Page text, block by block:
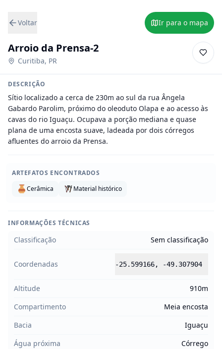
Voltar Ir para o mapa
Arroio da Prensa-2
Curitiba, PR
DESCRIÇÃO
Sítio localizado a cerca de 230m ao sul da rua Ângela
Gabardo Parolim, próximo do oleoduto Olapa e ao acesso às
cavas do rio Iguaçu. Ocupava a porção mediana e quase
plana de uma encosta suave, ladeada por dois córregos
afluentes do arroio da Prensa.
ARTEFATOS ENCONTRADOS
Cerâmica
Material histórico
INFORMAÇÕES TÉCNICAS
Classificação Sem classificação
Coordenadas -25.599166, -49.307904
Altitude
910m
Compartimento
Meia encosta
Bacia
Iguaçu
Água próxima
Córrego